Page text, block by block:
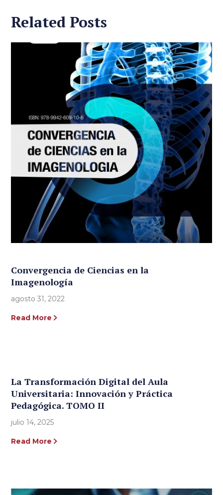
Related Posts
Convergencia de Ciencias en la
Imagenología
agosto 31, 2022
Read More
La Transformación Digital del Aula
Universitaria: Innovación y Práctica
Pedagógica. TOMO II
julio 14, 2025
Read More